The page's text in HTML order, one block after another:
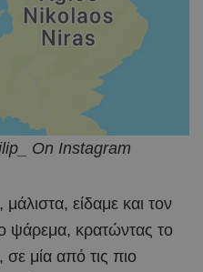
On Instagram
είδαμε και τον
ψάρεμα, κρατώντας το
σε μία από τις πιο